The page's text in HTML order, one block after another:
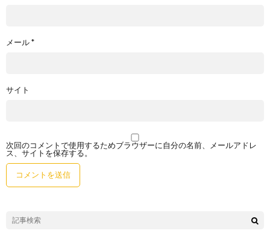
メール*
サイト
次回のコメントで使用するためブラウザーに自分の名前、メールアドレ
ス、サイトを保存する。